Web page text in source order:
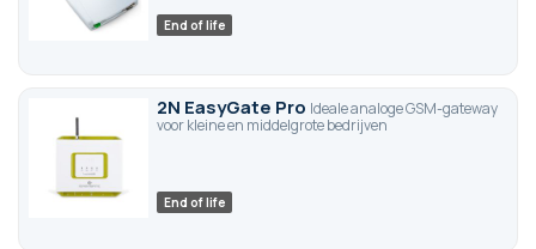
End of life
2N EasyGate Pro Ideale analoge GSM-gateway
voor kleine en middelgrote bedrijven
End of life